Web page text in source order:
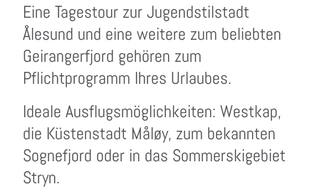
Eine Tagestour zur Jugendstilstadt
Ålesund und eine weitere zum beliebten
Geirangerfjord gehören zum
Pflichtprogramm Ihres Urlaubes.
Ideale Ausflugsmöglichkeiten: Westkap,
die Küstenstadt Måløy, zum bekannten
Sognefjord oder in das Sommerskigebiet
Stryn.